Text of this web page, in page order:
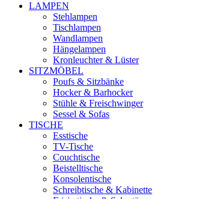
LAMPEN
Stehlampen
Tischlampen
Wandlampen
Hängelampen
Kronleuchter & Lüster
SITZMÖBEL
Poufs & Sitzbänke
Hocker & Barhocker
Stühle & Freischwinger
Sessel & Sofas
TISCHE
Esstische
TV-Tische
Couchtische
Beistelltische
Konsolentische
Schreibtische & Kabinette